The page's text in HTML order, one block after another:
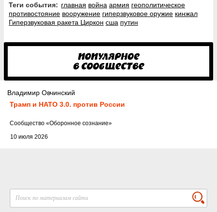
Теги события: главная война армия геополитическое
противостояние вооружение гиперзвуковое оружие кинжал
Гиперзвуковая ракета Циркон сша путин
Владимир Овчинский
Трамп и НАТО 3.0. против России
10 июля 2026
Cообщество «Оборонное сознание»